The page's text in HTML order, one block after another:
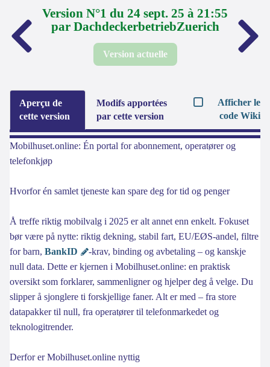
Version N°1 du 24 sept. 25 à 21:55
par DachdeckerbetriebZuerich
Version actuelle
Aperçu de
cette version
Modifs apportées
par cette version
Afficher le
code Wiki